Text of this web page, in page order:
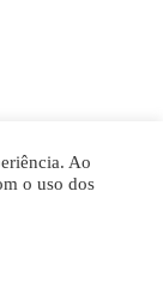
Ao
o uso dos